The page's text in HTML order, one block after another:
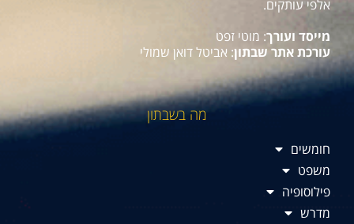
אלפי עותקים.
מייסד ועורך: מוטי זפט
עורכת אתר שבתון: אביטל דואן שמולי
מה בשבתון
חומשים
משפט
פילוסופיה
מדרש